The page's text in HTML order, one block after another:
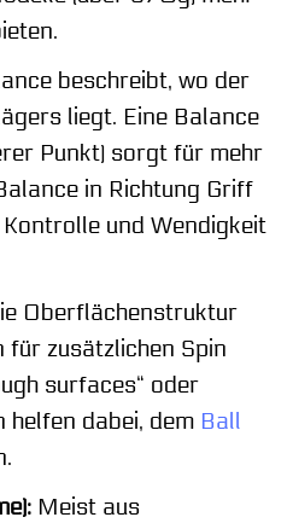
beschreibt, wo der
liegt. Eine Balance
Punkt) sorgt für mehr
in Richtung Griff
und Wendigkeit
Oberflächenstruktur
für zusätzlichen Spin
surfaces“ oder
helfen dabei, dem Ball
Meist aus